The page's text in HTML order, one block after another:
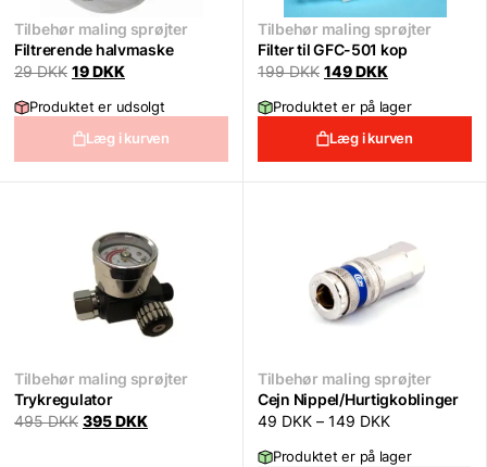
Tilbehør maling sprøjter
Filtrerende halvmaske
29DKK Original
was:
29 DKK.
19DKKCurrent
is:
19 DKK.
Produktet er udsolgt
Læg i kurven
Tilbehør maling sprøjter
Filter til GFC-501 kop
199DKK Original
was:
199 DKK.
149DKKCurrent
is:
149 DKK.
Produktet er på lager
Læg i kurven
Tilbehør maling sprøjter
Trykregulator
495DKK Original
395DKKCurrent
Tilbehør maling sprøjter
Cejn Nippel/Hurtigkoblinger
49 DKK – 149 DKK
Produktet er på lager